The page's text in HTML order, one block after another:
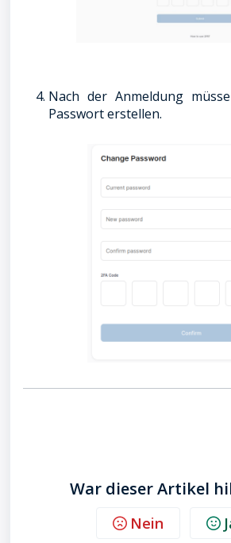
Nach der Anmeldung
Passwort erstellen.
War dieser Artikel
Nein